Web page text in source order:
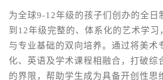
为全球9-12年级的孩子们创办的全日
到12年级完整的、体系化的艺术学习
与专业基础的双向培养。通过将美术
化、英语及学术课程相融合，打破综
的界限，帮助学生成为具备开创性思